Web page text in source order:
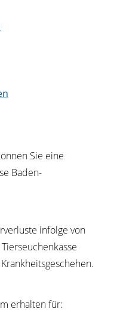
Sie eine
Baden-
infolge von
erhalten für: